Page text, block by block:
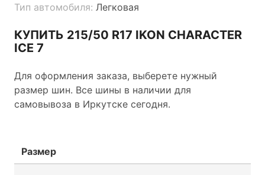
Тип автомобиля: Легковая
КУПИТЬ 215/50 R17 IKON CHARACTER
ICE 7
Для оформления заказа, выберете нужный
размер шин. Все шины в наличии для
самовывоза в Иркутске сегодня.
Размер